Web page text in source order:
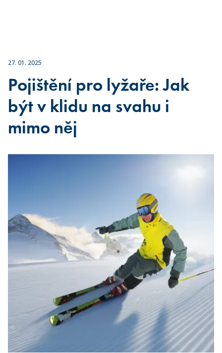
27. 01. 2025
Pojištění pro lyžaře: Jak
být v klidu na svahu i
mimo něj